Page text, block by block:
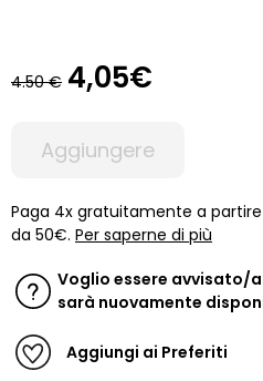
4.50 € 4,05€
Aggiungere
Paga 4x gratuitamente a
da 50€. Per saperne di più
Voglio essere avvisato/
sarà nuovamente
Aggiungi ai Preferiti